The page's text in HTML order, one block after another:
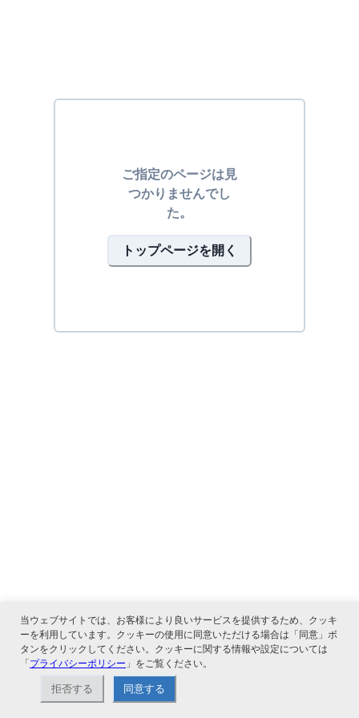
ご指定のページは見
つかりませんでし
た。
トップページを開く
当ウェブサイトでは、お客様により良いサービスを提供するため、クッキ
ーを利用しています。クッキーの使用に同意いただける場合は「同意」ボ
タンをクリックしてください。クッキーに関する情報や設定については
「プライバシーポリシー 」をご覧ください。
拒否する 同意する